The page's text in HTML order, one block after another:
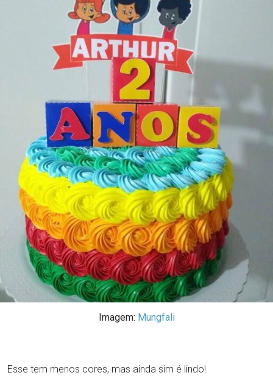
Imagem: Mungfali
Esse tem menos cores, mas ainda sim é lindo!